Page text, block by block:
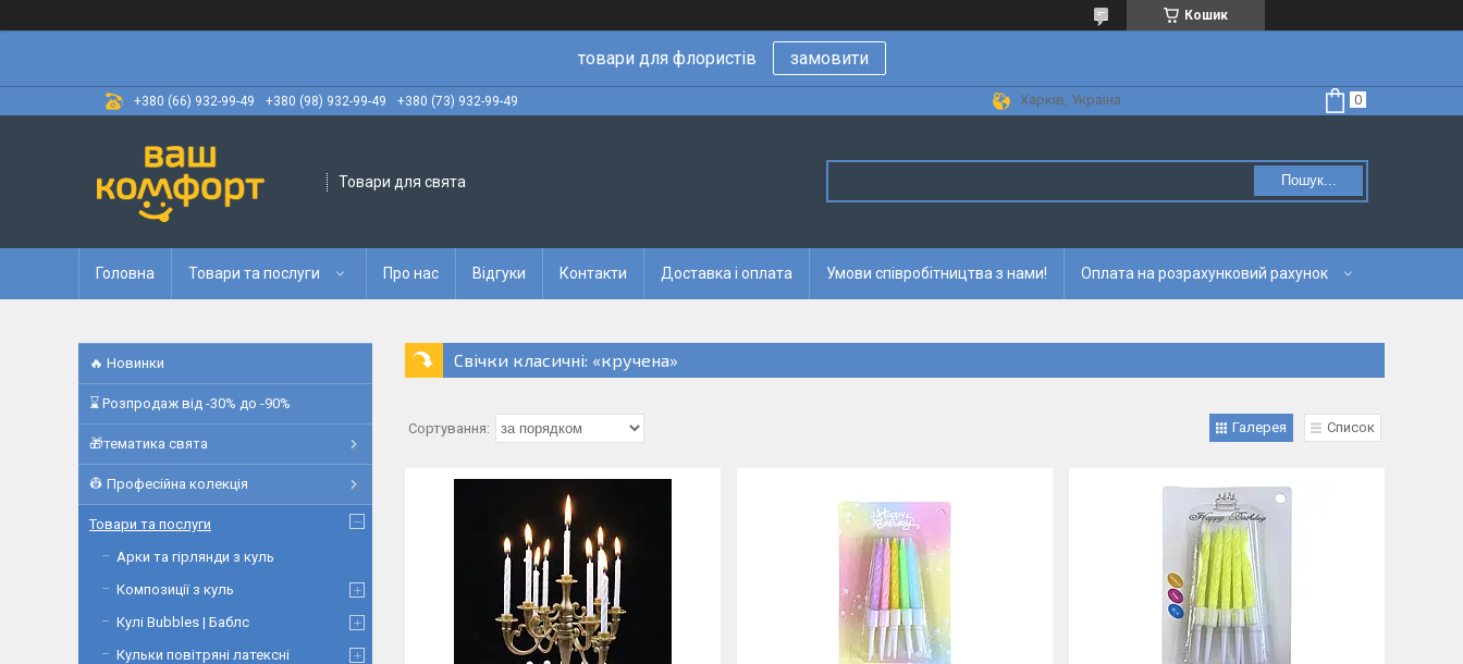
Кошик
товари для флористів замовити
+380 (66) 932-99-49 +380 (98) 932-99-49 +380 (73) 932-99-49 Харків, Україна
Товари для свята Пошук...
Головна Товари та послуги Про нас Відгуки Контакти Доставка і оплата Умови співробітництва з нами! Оплата на розрахунковий рахунок
Свічки класичні: «кручена»
Галерея Список
🔥 Новинки
⌛ Розпродаж від -30% до -90%
🎁тематика свята
👷 Професійна колекція
Товари та послуги
Арки та гірлянди з куль
Композиції з куль
Кулі Bubbles | Баблс
Кульки повітряні латексні